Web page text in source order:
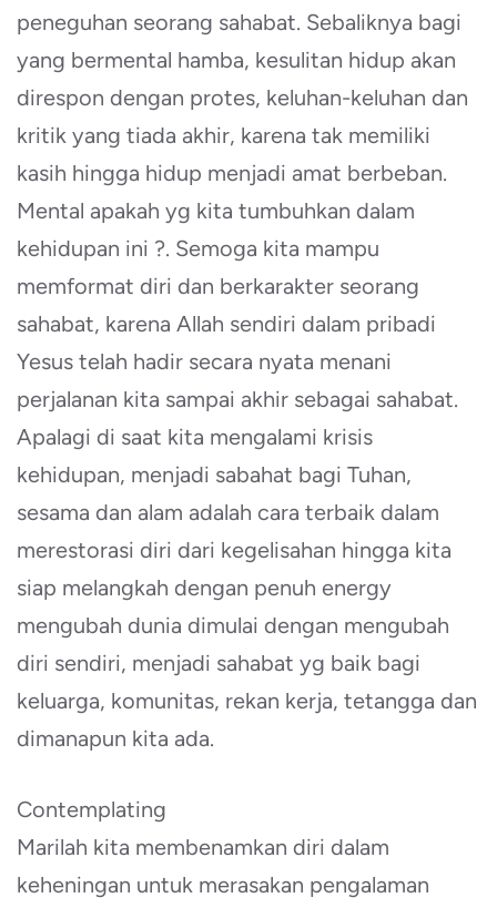
peneguhan seorang sahabat. Sebaliknya bagi
yang bermental hamba, kesulitan hidup akan
direspon dengan protes, keluhan-keluhan dan
kritik yang tiada akhir, karena tak memiliki
kasih hingga hidup menjadi amat berbeban.
Mental apakah yg kita tumbuhkan dalam
kehidupan ini ?. Semoga kita mampu
memformat diri dan berkarakter seorang
sahabat, karena Allah sendiri dalam pribadi
Yesus telah hadir secara nyata menani
perjalanan kita sampai akhir sebagai sahabat.
Apalagi di saat kita mengalami krisis
kehidupan, menjadi sabahat bagi Tuhan,
sesama dan alam adalah cara terbaik dalam
merestorasi diri dari kegelisahan hingga kita
siap melangkah dengan penuh energy
mengubah dunia dimulai dengan mengubah
diri sendiri, menjadi sahabat yg baik bagi
keluarga, komunitas, rekan kerja, tetangga dan
dimanapun kita ada.
Contemplating
Marilah kita membenamkan diri dalam
keheningan untuk merasakan pengalaman